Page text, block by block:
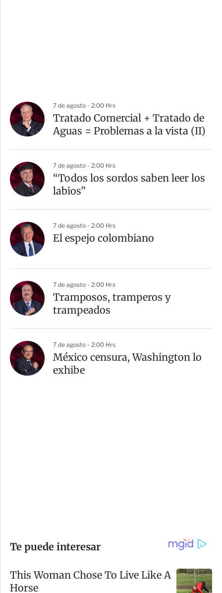
7 de agosto - 2:00 Hrs
Tratado Comercial + Tratado de
Aguas = Problemas a la vista (II)
7 de agosto - 2:00 Hrs
“Todos los sordos saben leer los
labios”
7 de agosto - 2:00 Hrs
El espejo colombiano
7 de agosto - 2:00 Hrs
Tramposos, tramperos y
trampeados
7 de agosto - 2:00 Hrs
México censura, Washington lo
exhibe